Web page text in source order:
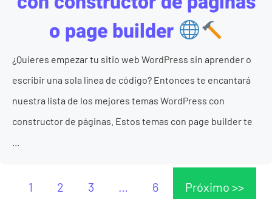
o page builder
¿Quieres empezar tu sitio web WordPress sin aprender o
escribir una sola línea de código? Entonces te encantará
nuestra lista de los mejores temas WordPress con
constructor de páginas. Estos temas con page builder te
1 2 3 … 6 Próximo >>